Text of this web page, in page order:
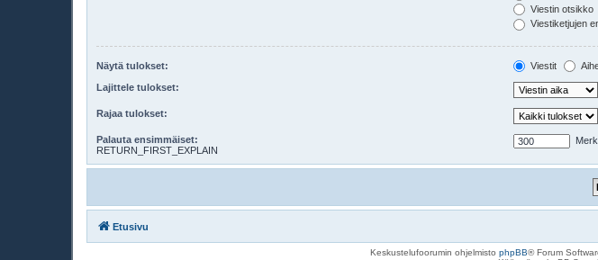
Viestin otsikko
Viestiketjujen
Näytä tulokset: Viestit
Lajittele tulokset:
Rajaa tulokset:
Palauta ensimmäiset:
RETURN_FIRST_EXPLAIN
Etusivu
Keskustelufoorumin ohjelmisto phpBB® Forum